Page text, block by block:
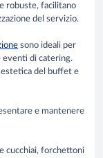
robuste, facilitano
del servizio.
sono ideali per
eventi di catering.
del buffet e
e mantenere
cucchiai, forchettoni